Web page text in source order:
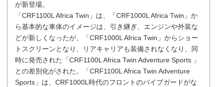
が新登場。
「CRF1100L Africa Twin」は、「CRF1000L Africa Twin」か
ら基本的な車体のイメージは、引き継ぎ、エンジンや外装な
どが新しくなったが、「CRF1000L Africa Twin」からショー
トスクリーンとなり、リアキャリアも装備されなくなり、同
時に発売された「CRF1100L Africa Twin Adventure Sports 」
との差別化がされた。「CRF1100L Africa Twin Adventure
Sports」は、CRF1000L時代のフロントのパイプガードがな